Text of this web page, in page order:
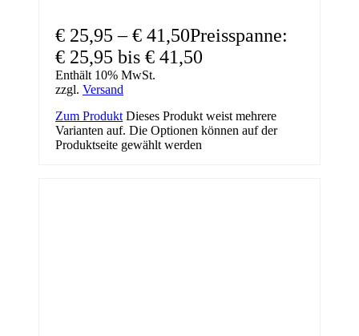
€ 25,95 –€ 41,50Preisspanne:
€ 25,95 bis € 41,50
Enthält 10% MwSt.
zzgl. Versand
Zum Produkt Dieses Produkt weist mehrere
Varianten auf. Die Optionen können auf der
Produktseite gewählt werden